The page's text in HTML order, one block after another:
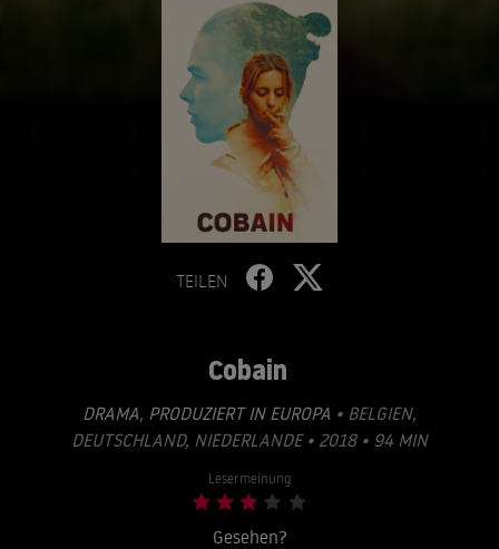
TEILEN
Cobain
DRAMA, PRODUZIERT IN EUROPA • BELGIEN,
DEUTSCHLAND, NIEDERLANDE • 2018 • 94 MIN
Lesermeinung
Gesehen?